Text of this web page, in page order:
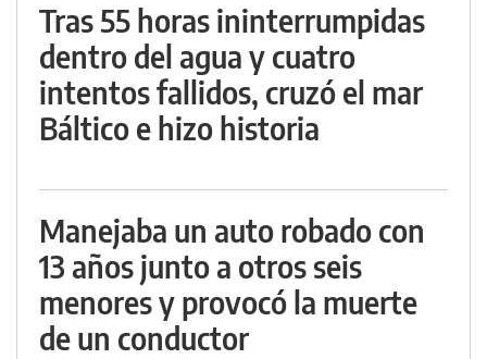
Tras 55 horas ininterrumpidas
dentro del agua y cuatro
intentos fallidos, cruzó el mar
Báltico e hizo historia
Manejaba un auto robado con
13 años junto a otros seis
menores y provocó la muerte
de un conductor